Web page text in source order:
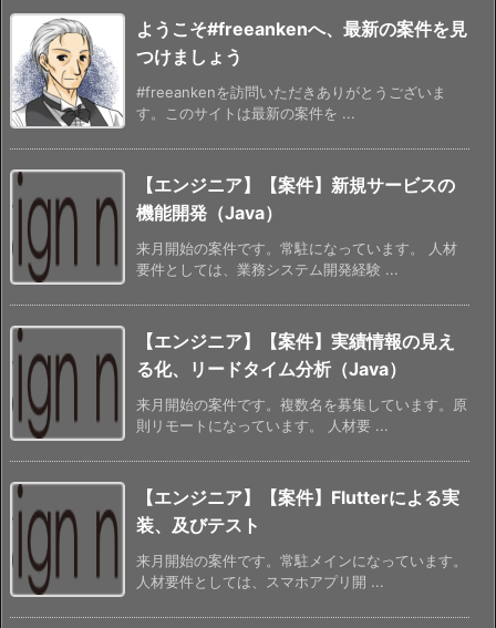
ようこそ#freeankenへ、最新の案件を見
つけましょう
#freeankenを訪問いただきありがとうございま
す。このサイトは最新の案件を ...
【エンジニア】【案件】新規サービスの
機能開発（Java）
来月開始の案件です。常駐になっています。 人材
要件としては、業務システム開発経験 ...
【エンジニア】【案件】実績情報の見え
る化、リードタイム分析（Java）
来月開始の案件です。複数名を募集しています。原
則リモートになっています。 人材要 ...
【エンジニア】【案件】Flutterによる実
装、及びテスト
来月開始の案件です。常駐メインになっています。
人材要件としては、スマホアプリ開 ...